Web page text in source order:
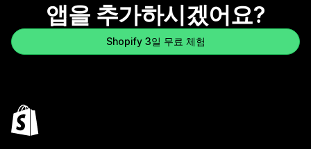
앱을 추가하시겠어요?
Shopify 3일 무료 체험